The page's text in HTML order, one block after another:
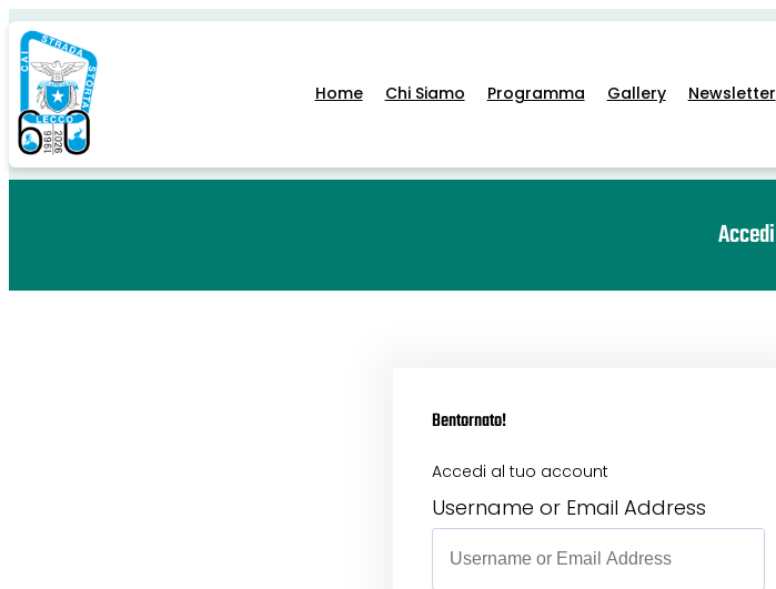
Home Chi Siamo Programma Gallery Newsletter
Accedi
Bentornato!
Accedi al tuo account
Username or Email Address